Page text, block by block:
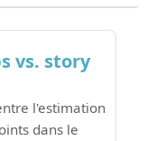
vs. story
l'estimation
dans le